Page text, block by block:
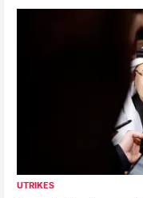
UTRIKES